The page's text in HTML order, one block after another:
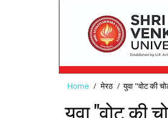
Home / मेरठ / युवा "वोट की
युवा "वोट की